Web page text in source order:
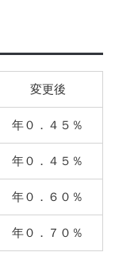
変更後
年０．４５％
年０．４５％
年０．６０％
年０．７０％